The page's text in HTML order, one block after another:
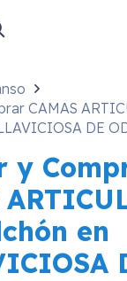
CAMAS
DE
y
en